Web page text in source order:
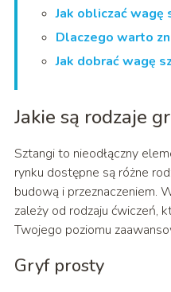
Jak obliczać wagę
Dlaczego warto
Jak dobrać wagę
Jakie są rodzaje
Sztangi to nieodłączny
rynku dostępne są różne
budową i przeznaczeniem.
zależy od rodzaju ćwiczeń,
Twojego poziomu
Gryf prosty